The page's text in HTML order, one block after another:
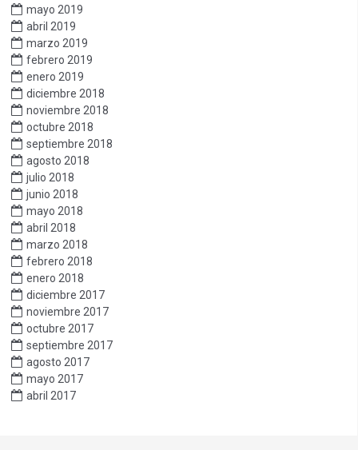
mayo 2019
abril 2019
marzo 2019
febrero 2019
enero 2019
diciembre 2018
noviembre 2018
octubre 2018
septiembre 2018
agosto 2018
julio 2018
junio 2018
mayo 2018
abril 2018
marzo 2018
febrero 2018
enero 2018
diciembre 2017
noviembre 2017
octubre 2017
septiembre 2017
agosto 2017
mayo 2017
abril 2017